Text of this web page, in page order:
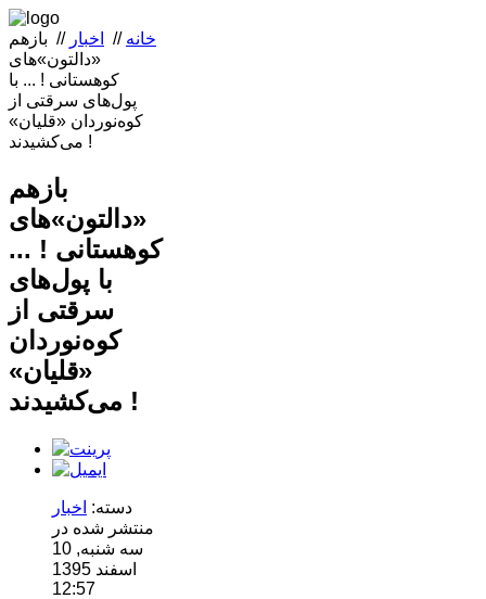
خانه // اخبار // بازهم
«دالتون‌»های
کوهستانی ! ... با
پول‌های سرقتی از
کوه‌نوردان «قلیان»
می‌کشیدند !
بازهم
«دالتون‌»های
کوهستانی ! ...
با پول‌های
سرقتی از
کوه‌نوردان
«قلیان»
می‌کشیدند !
دسته: اخبار
منتشر شده در
سه شنبه, 10
اسفند 1395
12:57